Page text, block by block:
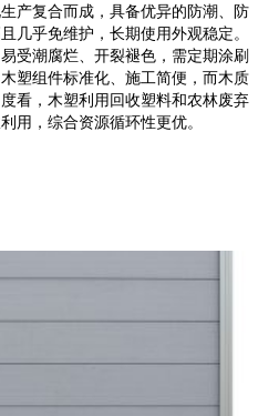
产复合而成，具备优异的防潮、防
几乎免维护，长期使用外观稳定。
受潮腐烂、开裂褪色，需定期涂刷
塑组件标准化、施工简便，而木质
看，木塑利用回收塑料和农林废弃
用，综合资源循环性更优。